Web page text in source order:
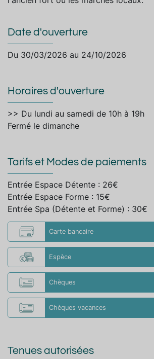
Date d'ouverture
Du 30/03/2026 au 24/10/2026
Horaires d'ouverture
>> Du lundi au samedi de 10h à 19h
Fermé le dimanche
Tarifs et Modes de paiements
Entrée Espace Détente : 26€
Entrée Espace Forme : 15€
Entrée Spa (Détente et Forme) : 30€
Carte bancaire
Espèce
Chèques
Chèques vacances
Tenues autorisées